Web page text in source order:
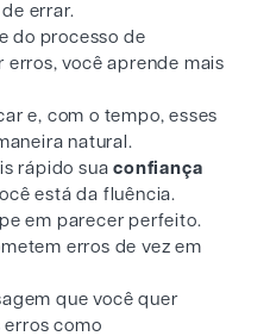
errar.
do processo de
erros, você aprende mais
e, com o tempo, esses
natural.
rápido suaconfiança
está da fluência.
em parecer perfeito.
erros de vez em
que você quer
erros como